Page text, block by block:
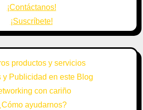
¡Contáctanos!
¡Suscríbete!
productos y servicios
y Publicidad en este Blog
con cariño
ayudarnos?